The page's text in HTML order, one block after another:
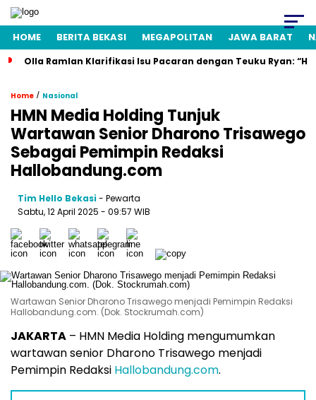
HOME BERITA BEKASI MEGAPOLITAN JAWA BARAT
Olla Ramlan Klarifikasi Isu Pacaran dengan Teuku Ryan:
Home / Nasional
HMN Media Holding Tunjuk
Wartawan Senior Dharono Trisawego
Sebagai Pemimpin Redaksi
Hallobandung.com
Tim Hello Bekasi- Pewarta
Sabtu, 12 April 2025 - 09:57 WIB
Wartawan Senior Dharono Trisawego menjadi Pemimpin Redaksi
Hallobandung.com. (Dok. Stockrumah.com)
JAKARTA – HMN Media Holding mengumumkan
wartawan senior Dharono Trisawego menjadi
Pemimpin Redaksi Hallobandung.com.